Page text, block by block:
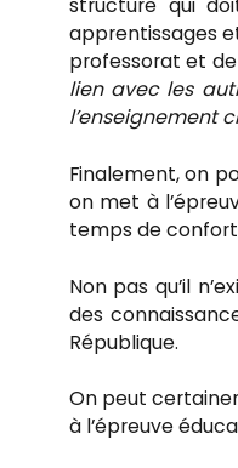
apprentissages
professorat et de
lien avec les
l’enseignement
Finalement, on
on met à
temps de
Non pas qu’il
des
République.
On peut
à l’épreuve